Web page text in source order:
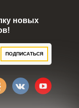
новых
ПОДПИСАТЬСЯ